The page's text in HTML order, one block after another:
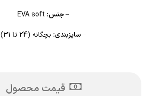
– جنس:
– سایزبندی: بچگانه (24 تا 31)
قیمت محصول